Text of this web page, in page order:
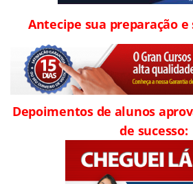
Antecipe sua preparação
Depoimentos de alunos
de sucesso: